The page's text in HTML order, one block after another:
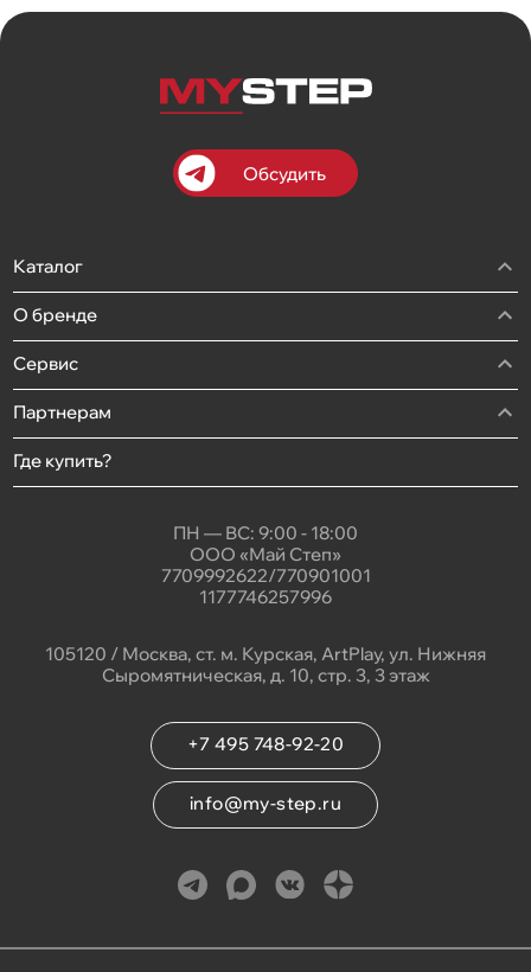
Обсудить
Каталог
О бренде
Сервис
Партнерам
Где купить?
ПН — ВС: 9:00 - 18:00
ООО «Май Степ»
7709992622/770901001
1177746257996
105120 / Москва, ст. м. Курская, ArtPlay, ул. Нижняя
Сыромятническая, д. 10, стр. 3, 3 этаж
+7 495 748-92-20
info@my-step.ru